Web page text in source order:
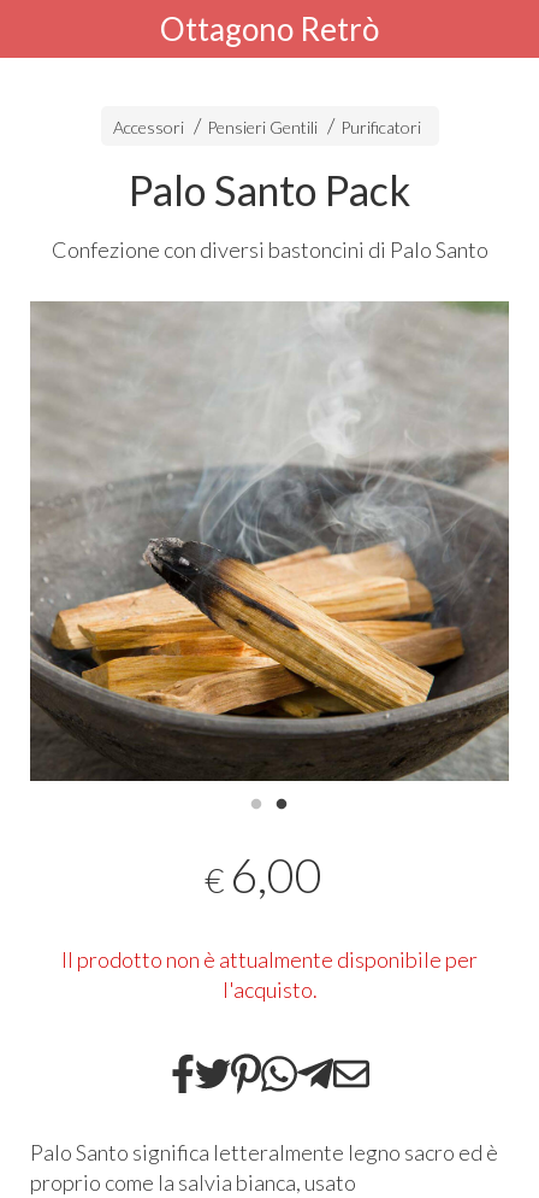
Ottagono Retrò
Accessori Pensieri Gentili Purificatori
Palo Santo Pack
Confezione con diversi bastoncini di Palo Santo
€ 6,00
Il prodotto non è attualmente disponibile per
l'acquisto.
Palo Santo significa letteralmente legno sacro ed è
proprio come la salvia bianca, usato